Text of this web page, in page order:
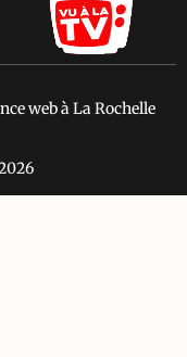
web à La Rochelle